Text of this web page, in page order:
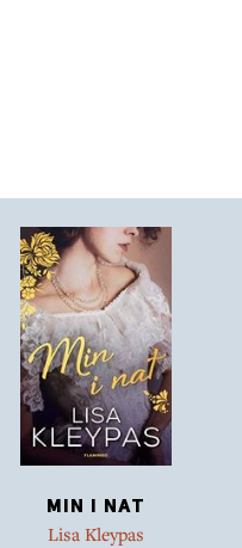
MIN I NAT
Lisa Kleypas